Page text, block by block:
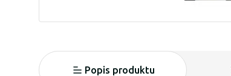
Popis produktu